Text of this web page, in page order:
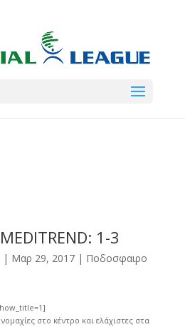
Coral
Σωματείο ΣΟΛ
5
1-3
| Μαρ 29, 2017| Ποδοσφαιρο
στο κέντρο και ελάχιστες στα